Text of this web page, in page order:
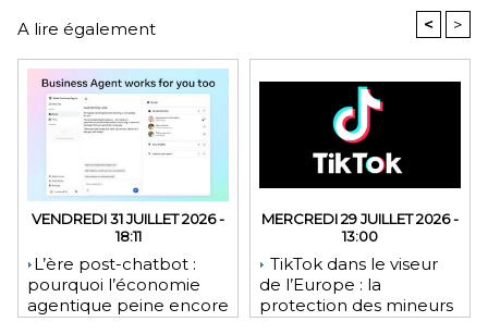
A lire également < >
VENDREDI 31 JUILLET 2026 -
18:11
​L’ère post-chatbot :
pourquoi l’économie
agentique peine encore
MERCREDI 29 JUILLET 2026 -
13:00
TikTok dans le viseur
de l’Europe : la
protection des mineurs